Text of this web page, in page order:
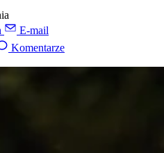
E-mail
Komentarze